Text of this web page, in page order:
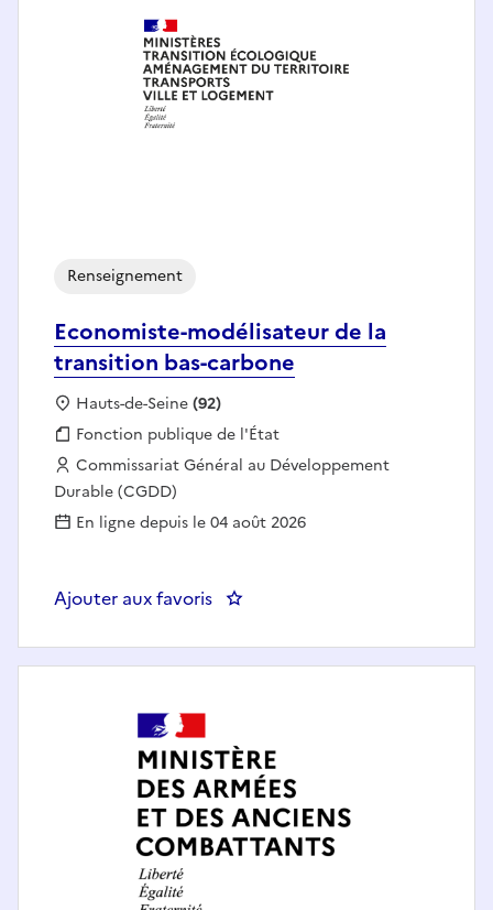
Economiste-modélisateur de la
transition bas-carbone
Renseignement
Localisation :
Hauts-de-Seine(92)
Fonction publique :
Fonction publique de l'État
Employeur :
Commissariat Général au Développement
Durable (CGDD)
En ligne depuis le 04 août 2026
Ajouter aux favoris : Economiste-modélisateur de